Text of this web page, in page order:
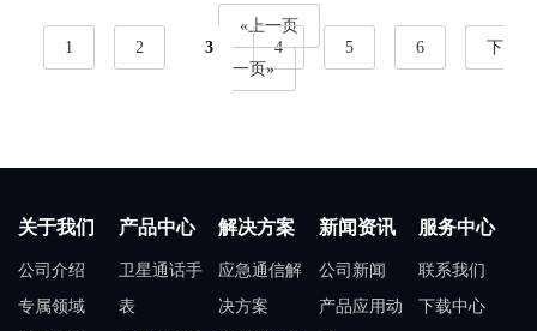
动支持等核心优势，这些特
«上一页
1
2 3 4 5 6
下
一页»
关于我们
公司介绍
专属领域
产品中心
卫星通话手
表
解决方案
应急通信解
决方案
新闻资讯
公司新闻
产品应用动
服务中心
联系我们
下载中心